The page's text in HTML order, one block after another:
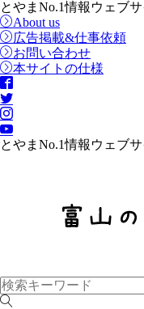
とやまNo.1情報ウェブサ
About us
広告掲載&仕事依頼
お問い合わせ
本サイトの仕様
とやまNo.1情報ウェブサ